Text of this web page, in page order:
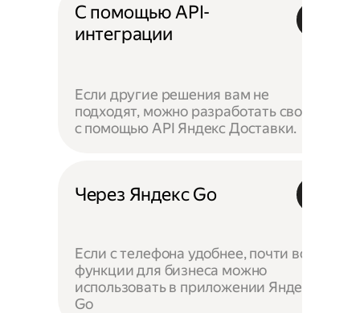
С помощью API-
интеграции
Если другие решения вам не
подходят, можно разработать своё —
с помощью API Яндекс Доставки.
Через Яндекс Go
Если с телефона удобнее, почти все
функции для бизнеса можно
использовать в приложении Яндекс
Go